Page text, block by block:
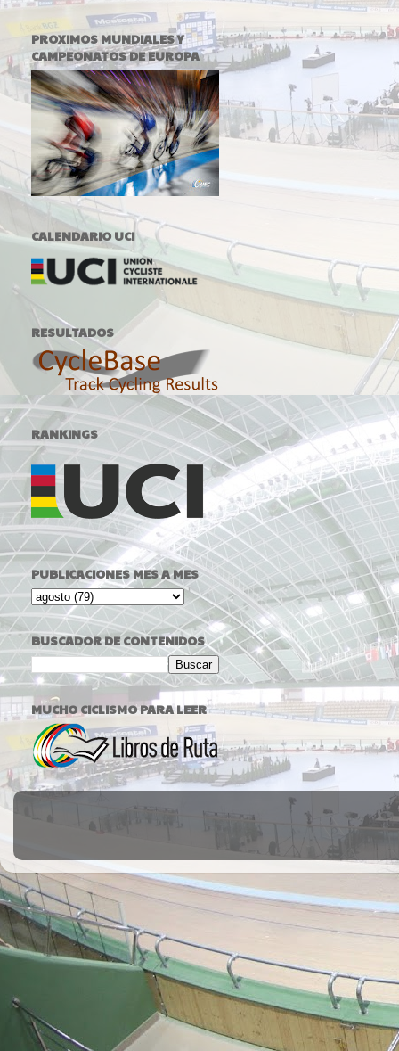
PROXIMOS MUNDIALES Y
CAMPEONATOS DE EUROPA
CALENDARIO UCI
RESULTADOS
RANKINGS
PUBLICACIONES MES A MES
BUSCADOR DE CONTENIDOS
MUCHO CICLISMO PARA LEER